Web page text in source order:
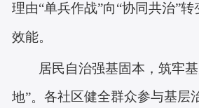
理由“单兵作战”向“协同共治”
效能。
居民自治强基固本，筑牢
地”。各社区健全群众参与基层